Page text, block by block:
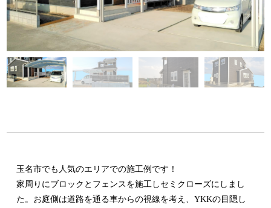
玉名市でも人気のエリアでの施工例です！
家周りにブロックとフェンスを施工しセミクローズにしまし
た。お庭側は道路を通る車からの視線を考え、YKKの目隠し